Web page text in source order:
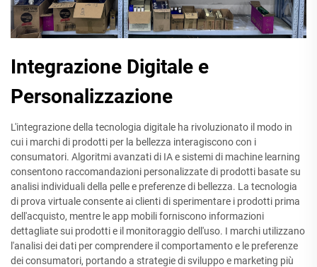
Integrazione Digitale e
Personalizzazione
L'integrazione della tecnologia digitale ha rivoluzionato il modo in
cui i marchi di prodotti per la bellezza interagiscono con i
consumatori. Algoritmi avanzati di IA e sistemi di machine learning
consentono raccomandazioni personalizzate di prodotti basate su
analisi individuali della pelle e preferenze di bellezza. La tecnologia
di prova virtuale consente ai clienti di sperimentare i prodotti prima
dell'acquisto, mentre le app mobili forniscono informazioni
dettagliate sui prodotti e il monitoraggio dell'uso. I marchi utilizzano
l'analisi dei dati per comprendere il comportamento e le preferenze
dei consumatori, portando a strategie di sviluppo e marketing più